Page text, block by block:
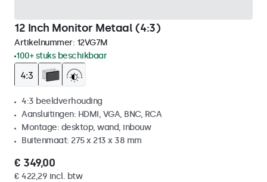
12 Inch Monitor Metaal (4:3)
Artikelnummer: 12VG7M
100+ stuks beschikbaar
4:3 beeldverhouding
Aansluitingen: HDMI, VGA, BNC, RCA
Montage: desktop, wand, inbouw
Buitenmaat: 275 x 213 x 38 mm
€ 349,00
€ 422,29 incl. btw